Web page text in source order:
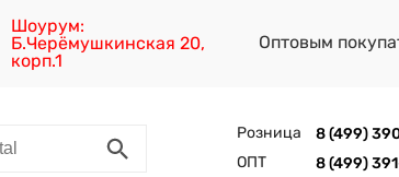
Шоурум:
Б.Черёмушкинская 20,
корп.1
Оптовым
Розница 8 (499)
ОПТ
8 (499)